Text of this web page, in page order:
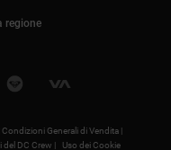
regione
Condizioni Generali di Vendita |
del DC Crew | Uso dei Cookie